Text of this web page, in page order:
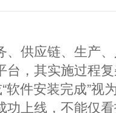
供应链、生产、
台，其实施过程
软件安装完成”视
功上线，不能仅